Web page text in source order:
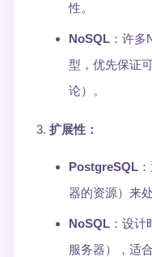
性。
NoSQL ：许
型，优先保证
论）。
扩展性 ：
PostgreSQL
器的资源）来
NoSQL ：设
服务器），适